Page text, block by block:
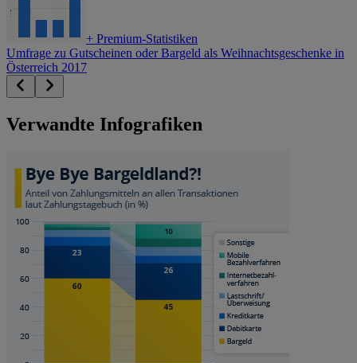
+ Premium-Statistiken
Umfrage zu Gutscheinen oder Bargeld als Weihnachtsgeschenke in
Österreich 2017
Verwandte Infografiken